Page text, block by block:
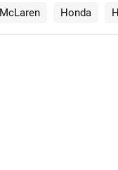
McLaren Honda